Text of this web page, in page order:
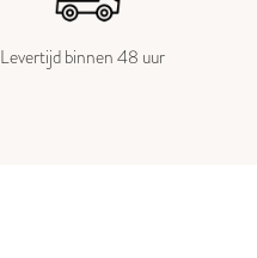
Levertijd binnen 48 uur